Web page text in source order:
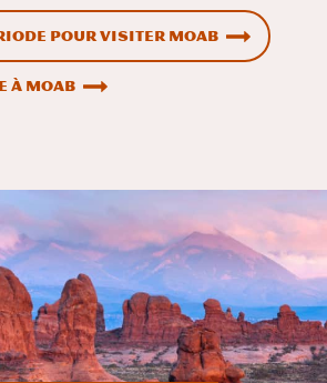
pour visiter Moab
à Moab